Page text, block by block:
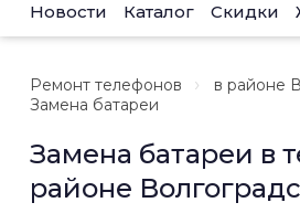
Новости Каталог Скидки
Ремонт телефонов
в районе
Замена батареи
Замена батареи в
районе